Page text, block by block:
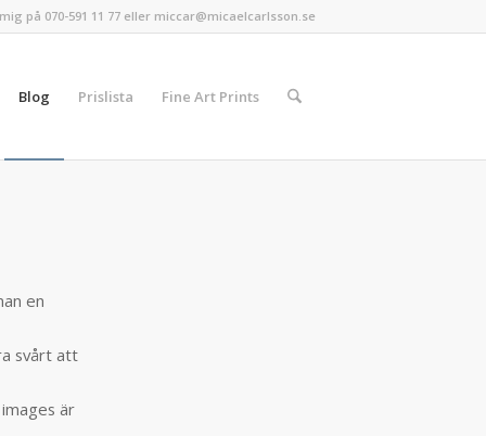
på 070-591 11 77 eller miccar@micaelcarlsson.se
Blog Prislista Fine Art Prints
en
svårt att
är